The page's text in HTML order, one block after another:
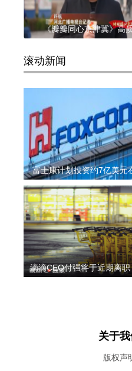
《瓣瓣同心京津冀》高
滚动新闻
富士康计划投资约7亿美元
滴滴CEO付强将于近期离职
关于我
版权声